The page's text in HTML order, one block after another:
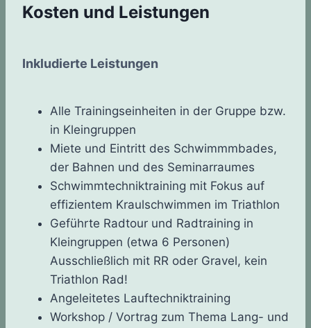
Kosten und Leistungen
Inkludierte Leistungen
Alle Trainingseinheiten in der Gruppe bzw.
in Kleingruppen
Miete und Eintritt des Schwimmmbades,
der Bahnen und des Seminarraumes
Schwimmtechniktraining mit Fokus auf
effizientem Kraulschwimmen im Triathlon
Geführte Radtour und Radtraining in
Kleingruppen (etwa 6 Personen)
Ausschließlich mit RR oder Gravel, kein
Triathlon Rad!
Angeleitetes Lauftechniktraining
Workshop / Vortrag zum Thema Lang- und